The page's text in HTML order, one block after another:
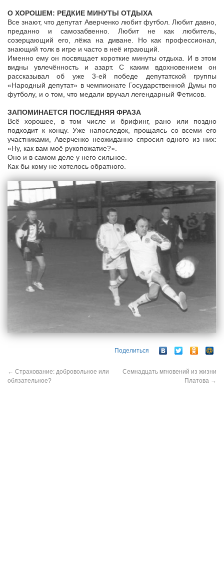
О ХОРОШЕМ: РЕДКИЕ МИНУТЫ ОТДЫХА
Все знают, что депутат Аверченко любит футбол. Любит давно,
преданно и самозабвенно. Любит не как любитель,
созерцающий его, лёжа на диване. Но как профессионал,
знающий толк в игре и часто в неё играющий.
Именно ему он посвящает короткие минуты отдыха. И в этом
видны увлечённость и азарт. С каким вдохновением он
рассказывал об уже 3-ей победе депутатской группы
«Народный депутат» в чемпионате Государственной Думы по
футболу, и о том, что медали вручал легендарный Фетисов.
ЗАПОМИНАЕТСЯ ПОСЛЕДНЯЯ ФРАЗА
Всё хорошее, в том числе и брифинг, рано или поздно
подходит к концу. Уже напоследок, прощаясь со всеми его
участниками, Аверченко неожиданно спросил одного из них:
«Ну, как вам моё рукопожатие?».
Оно и в самом деле у него сильное.
Как бы кому не хотелось обратного.
Поделиться
← Страхование: добровольное или
обязательное?
Семнадцать мгновений из жизни
Платова →